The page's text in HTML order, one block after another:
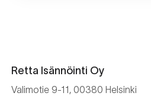
Retta Isännöinti Oy
Valimotie 9-11, 00380 Helsinki